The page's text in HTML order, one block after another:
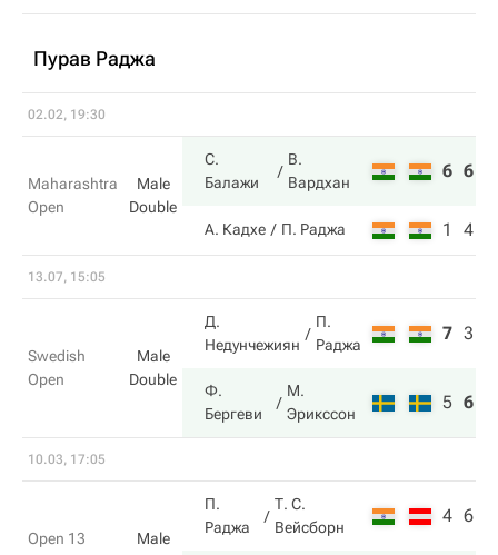
Пурав Раджа
02.02, 19:30
Maharashtra
Open
Male
Double
С.
Балажи
В.
Вардхан
6 6
А. Кадхе П. Раджа 1 4
13.07, 15:05
Swedish
Open
Male
Double
Д.
Недунчежиян
П.
Раджа
7 3
Ф.
Бергеви
М.
Эрикссон
5 6
10.03, 17:05
Open 13
Male
П.
Раджа
Т. С.
Вейсборн
4 6